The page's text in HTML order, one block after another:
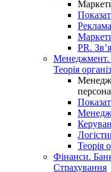
Реклама
PR.
Менеджмент.
Теорія
Теорія
Фінанси.
Страхування